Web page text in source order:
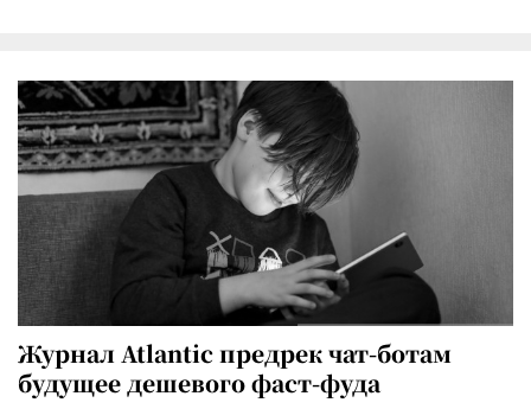
Журнал Atlantic предрек чат-ботам
будущее дешевого фаст-фуда